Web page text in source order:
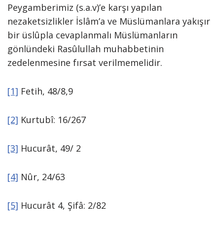
Peygamberimiz (s.a.v)’e karşı yapılan
nezaketsizlikler İslâm’a ve Müslümanlara yakışır
bir üslûpla cevaplanmalı Müslümanların
gönlündeki Rasûlullah muhabbetinin
zedelenmesine fırsat verilmemelidir.
[1] Fetih, 48/8,9
[2] Kurtubî: 16/267
[3] Hucurât, 49/ 2
[4] Nûr, 24/63
[5] Hucurât 4, Şifâ: 2/82